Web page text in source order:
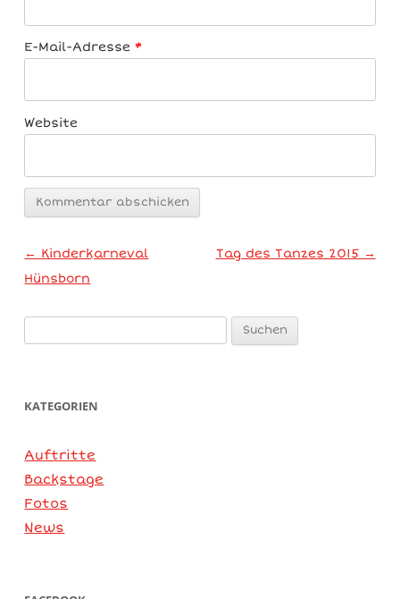
E-Mail-Adresse*
Website
Artikel-Navigation
← Kinderkarneval
Hünsborn
Tag des Tanzes 2015 →
KATEGORIEN
Auftritte
Backstage
Fotos
News
Mit
dem
Beitra
akzept
ieren
Sie die
Datens